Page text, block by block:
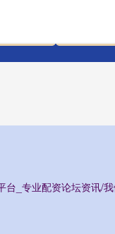
_专业配资论坛资讯/